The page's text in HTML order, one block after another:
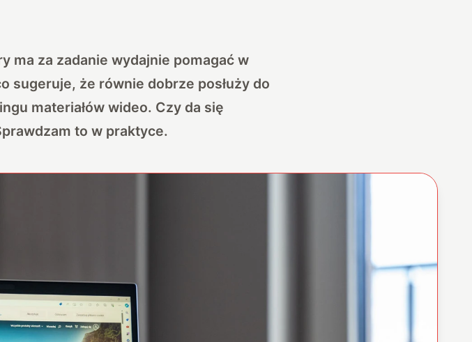
ma za zadanie wydajnie pomagać w
sugeruje, że równie dobrze posłuży do
materiałów wideo. Czy da się
to w praktyce.